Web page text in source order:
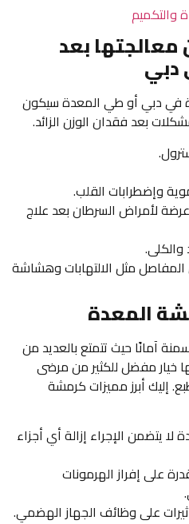
والتكميم
معالجتها بعد
دبي
في دبي أو طي المعدة سيكون
بعد فقدان الوزن الزائد.
وإضطرابات القلب.
لأمراض السرطان بعد علاج
والكلى.
مثل الالتهابات وهشاشة
المعدة
آمانًا حيث تتمتع بالعديد من
خيار مفضل للكثير من مرضى
إليك أبرز مميزات كرمشة
يتضمن الإجراء إزالة أي أجزاء
على إفراز الهرمونات
على وظائف الجهاز الهضمي.